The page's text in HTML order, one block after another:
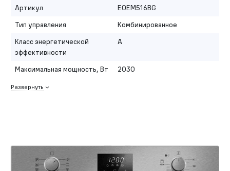
Артикул
EOEM516BG
Тип управления
Комбинированное
Класс энергетической
эффективности
A
Максимальная мощность, Вт 2030
Развернуть